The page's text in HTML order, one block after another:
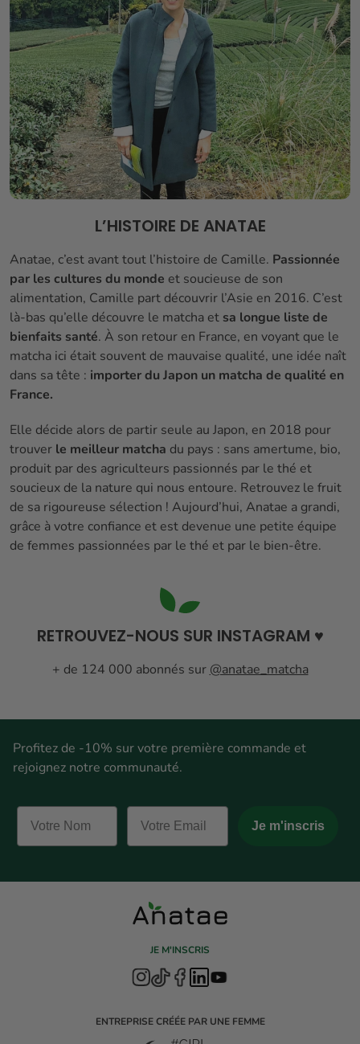
L’HISTOIRE DE ANATAE
Anatae, c’est avant tout l’histoire de Camille. Passionnée
par les cultures du monde et soucieuse de son
alimentation, Camille part découvrir l’Asie en 2016. C’est
là-bas qu’elle découvre le matcha et sa longue liste de
bienfaits santé. À son retour en France, en voyant que le
matcha ici était souvent de mauvaise qualité, une idée naît
dans sa tête : importer du Japon un matcha de qualité en
France.
Elle décide alors de partir seule au Japon, en 2018 pour
trouver le meilleur matcha du pays : sans amertume, bio,
produit par des agriculteurs passionnés par le thé et
soucieux de la nature qui nous entoure. Retrouvez le fruit
de sa rigoureuse sélection ! Aujourd’hui, Anatae a grandi,
grâce à votre confiance et est devenue une petite équipe
de femmes passionnées par le thé et par le bien-être.
RETROUVEZ-NOUS SUR INSTAGRAM ♥️
+ de 124 000 abonnés sur @anatae_matcha
Profitez de -10% sur votre première commande et
rejoignez notre communauté.
Je m'inscris
JE M'INSCRIS
ENTREPRISE CRÉÉE PAR UNE FEMME